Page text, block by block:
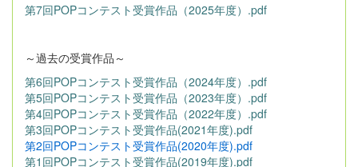
第7回POPコンテスト受賞作品（2025年度）.pdf
～過去の受賞作品～
第6回POPコンテスト受賞作品（2024年度）.pdf
第5回POPコンテスト受賞作品（2023年度）.pdf
第4回POPコンテスト受賞作品（2022年度）.pdf
第3回POPコンテスト受賞作品(2021年度).pdf
第2回POPコンテスト受賞作品(2020年度).pdf
第1回POPコンテスト受賞作品(2019年度).pdf